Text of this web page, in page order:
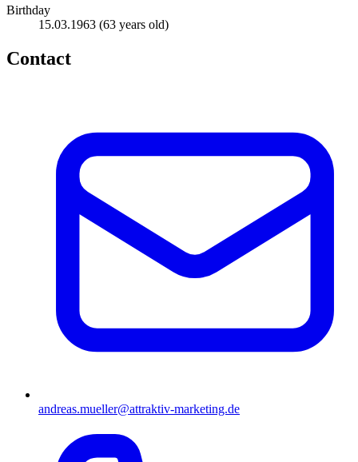
Birthday
15.03.1963 (63 years old)
Contact
andreas.mueller@attraktiv-marketing.de